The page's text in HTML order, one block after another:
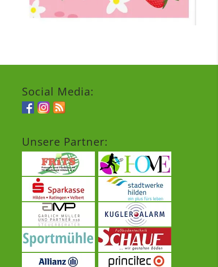
Social Media:
Unsere Partner: